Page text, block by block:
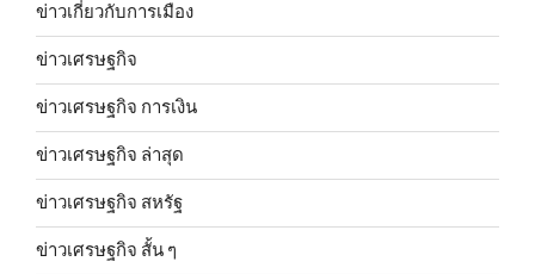
ข่าวเกี่ยวกับการเมือง
ข่าวเศรษฐกิจ
ข่าวเศรษฐกิจ การเงิน
ข่าวเศรษฐกิจ ล่าสุด
ข่าวเศรษฐกิจ สหรัฐ
ข่าวเศรษฐกิจ สั้น ๆ